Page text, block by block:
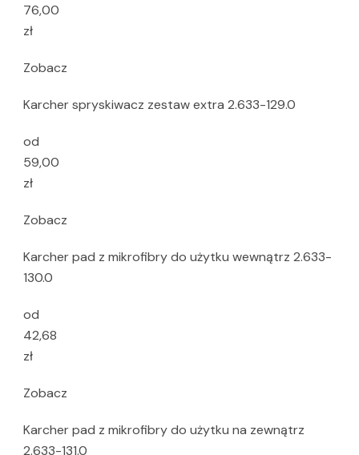
76,00
zł
Zobacz
Karcher spryskiwacz zestaw extra 2.633-129.0
od
59,00
zł
Zobacz
Karcher pad z mikrofibry do użytku wewnątrz 2.633-
130.0
od
42,68
zł
Zobacz
Karcher pad z mikrofibry do użytku na zewnątrz
2.633-131.0